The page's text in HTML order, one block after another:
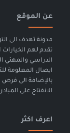
عن الموقع
مدونة تهدف الى
تقدم لهم الخيارات
الدراسي والمهني
ايصال المعلومة
بالإضافة الى فرص
الانفتاح على
اعرف اكثر